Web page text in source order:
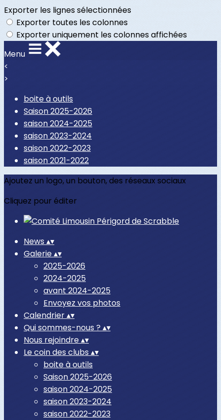
Exporter les lignes sélectionnées
Exporter toutes les colonnes
Exporter uniquement les colonnes affichées
Menu
<
>
boite à outils
Saison 2025-2026
saison 2024-2025
saison 2023-2024
saison 2022-2023
saison 2021-2022
Ajoutez un logo, un bouton, des réseaux sociaux
Cliquez pour éditer
News ▴▾
Galerie▴▾
2025-2026
2024-2025
avant 2024-2025
Envoyez vos photos
Calendrier▴▾
Qui sommes-nous ? ▴▾
Nous rejoindre▴▾
Le coin des clubs ▴▾
boite à outils
Saison 2025-2026
saison 2024-2025
saison 2023-2024
saison 2022-2023